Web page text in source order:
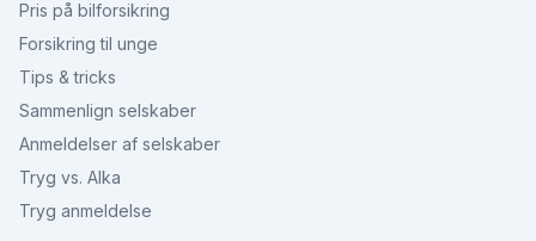
Pris på bilforsikring
Forsikring til unge
Tips & tricks
Sammenlign selskaber
Anmeldelser af selskaber
Tryg vs. Alka
Tryg anmeldelse